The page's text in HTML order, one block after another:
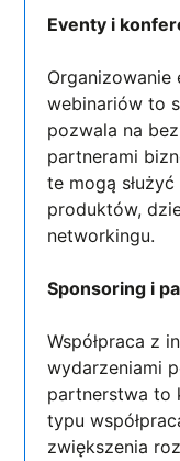
Eventy i
webinariów to
pozwala na
partnerami
te mogą
produktów,
networkingu.
Sponsoring i
Współpraca z
wydarzeniami
partnerstwa to
typu
zwiększenia